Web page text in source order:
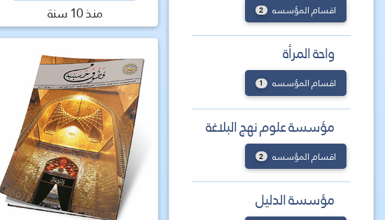
اقسام المؤسسه 2
واحة المرأة
اقسام المؤسسه 1
مؤسسة علوم نهج البلاغة
اقسام المؤسسه 2
مؤسسة الدليل
منذ 10 سنة